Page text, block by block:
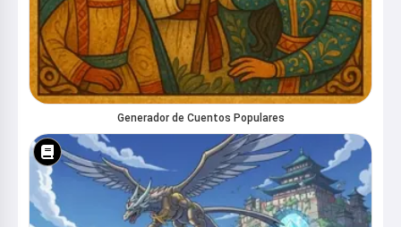
Generador de Cuentos Populares